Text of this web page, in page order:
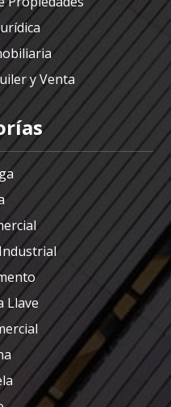
y Venta
Llave